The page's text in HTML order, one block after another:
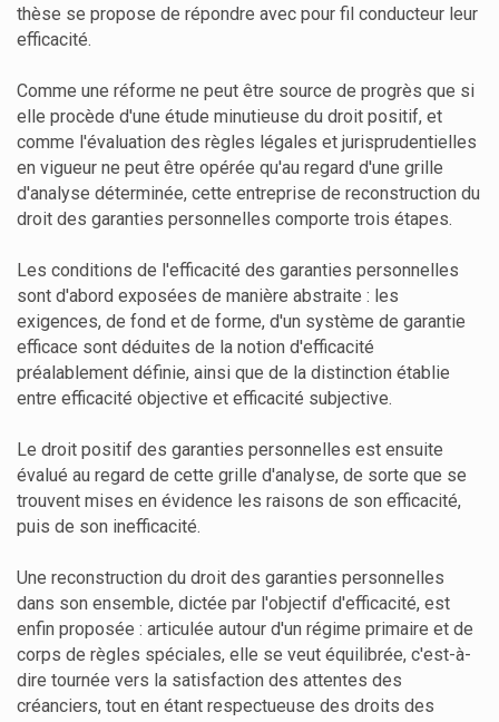
thèse se propose de répondre avec pour fil conducteur leur
efficacité.
Comme une réforme ne peut être source de progrès que si
elle procède d'une étude minutieuse du droit positif, et
comme l'évaluation des règles légales et jurisprudentielles
en vigueur ne peut être opérée qu'au regard d'une grille
d'analyse déterminée, cette entreprise de reconstruction du
droit des garanties personnelles comporte trois étapes.
Les conditions de l'efficacité des garanties personnelles
sont d'abord exposées de manière abstraite : les
exigences, de fond et de forme, d'un système de garantie
efficace sont déduites de la notion d'efficacité
préalablement définie, ainsi que de la distinction établie
entre efficacité objective et efficacité subjective.
Le droit positif des garanties personnelles est ensuite
évalué au regard de cette grille d'analyse, de sorte que se
trouvent mises en évidence les raisons de son efficacité,
puis de son inefficacité.
Une reconstruction du droit des garanties personnelles
dans son ensemble, dictée par l'objectif d'efficacité, est
enfin proposée : articulée autour d'un régime primaire et de
corps de règles spéciales, elle se veut équilibrée, c'est-à-
dire tournée vers la satisfaction des attentes des
créanciers, tout en étant respectueuse des droits des